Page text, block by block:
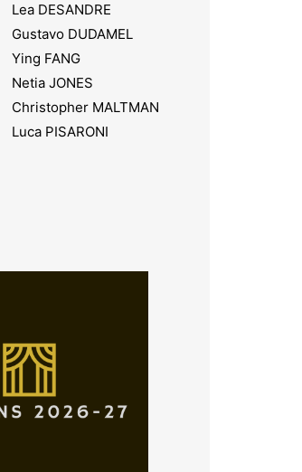
Lea DESANDRE
Gustavo DUDAMEL
Ying FANG
Netia JONES
Christopher MALTMAN
Luca PISARONI